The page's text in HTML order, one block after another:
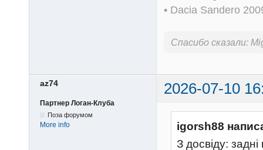
• Dacia Sandero
Спасибо сказали:
az74 2026-07-10
Партнер Логан-Клуба
Поза форумом
More info
igorsh88
З досвіду: